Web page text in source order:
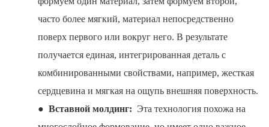
часто более мягкий, материал непосредственно
поверх первого или вокруг него. В результате
получается единая, интегрированная деталь с
комбинированными свойствами, например, жесткая
сердцевина и мягкая на ощупь внешняя поверхность.
● Вставной молдинг: Эта технология похожа на